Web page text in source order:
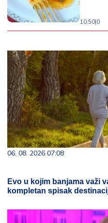
10:50|0
06. 08. 2026 07:08
Evo u kojim banjama važi
kompletan spisak